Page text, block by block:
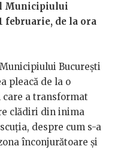
Municipiului
februarie, de la ora
București
pleacă de la o
a transformat
clădiri din inima
despre cum s-a
înconjurătoare și